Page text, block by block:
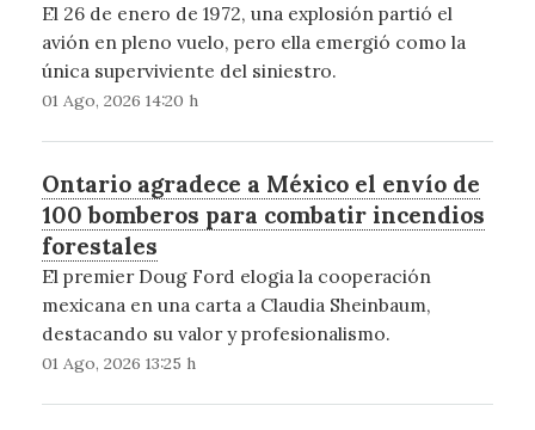
El 26 de enero de 1972, una explosión partió el
avión en pleno vuelo, pero ella emergió como la
única superviviente del siniestro.
01 Ago, 2026 14:20 h
Ontario agradece a México el envío de
100 bomberos para combatir incendios
forestales
El premier Doug Ford elogia la cooperación
mexicana en una carta a Claudia Sheinbaum,
destacando su valor y profesionalismo.
01 Ago, 2026 13:25 h